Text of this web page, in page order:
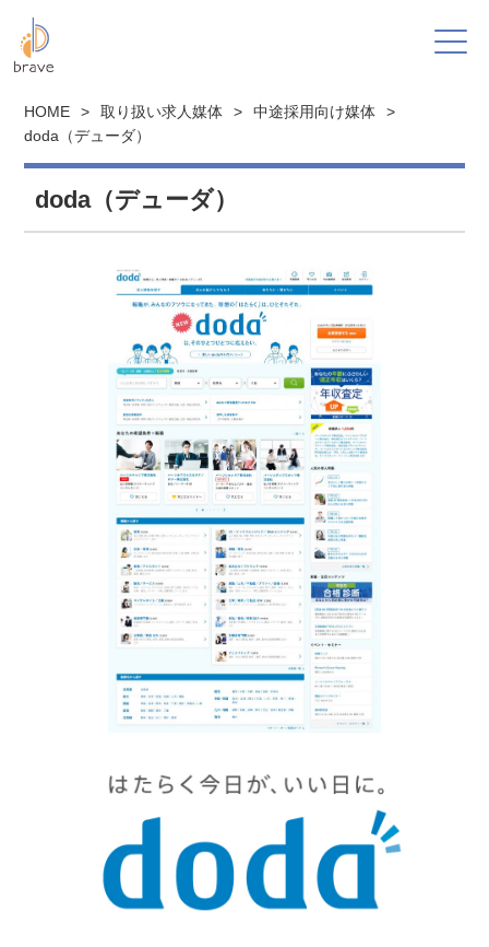
HOME > 取り扱い求人媒体 > 中途採用向け媒体
>
doda（デューダ）
doda（デューダ）